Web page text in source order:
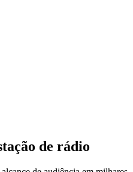
de rádio